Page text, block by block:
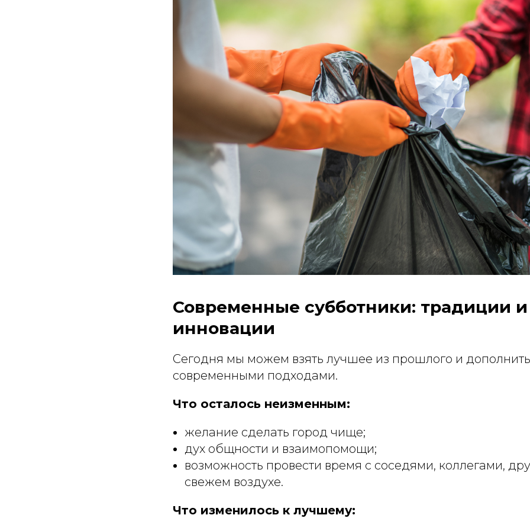
Современные субботники: традиции и
инновации
Сегодня мы можем взять лучшее из прошлого и
современными подходами.
Что осталось неизменным:
желание сделать город чище;
дух общности и взаимопомощи;
возможность провести время с соседями, коллегами,
свежем воздухе.
Что изменилось к лучшему: